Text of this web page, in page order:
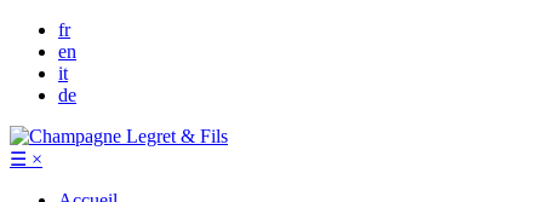
fr
en
it
de
☰ ×